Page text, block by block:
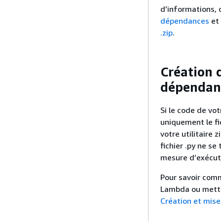
d’informations,
dépendances et
.zip.
Création
Si le code de
uniquement le
votre utilitaire
fichier .py ne se
mesure
Pour savoir
Lambda ou
Création et